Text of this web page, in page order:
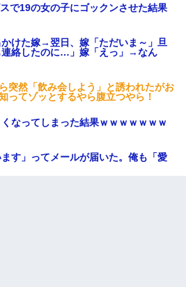
で19の女の子にゴックンさせた結果
けた嫁→翌日、嫁「ただいま～」旦
連絡したのに…」嫁「えっ」→なん
突然「飲み会しよう」と誘われたがお
ってゾッとするやら腹立つやら！
なってしまった結果ｗｗｗｗｗｗｗ
す」ってメールが届いた。俺も「愛